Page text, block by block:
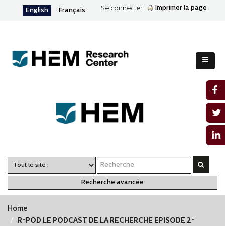
English Français Se connecter Imprimer la page
Recherche avancée
Home
R-POD LE PODCAST DE LA RECHERCHE EPISODE 2-